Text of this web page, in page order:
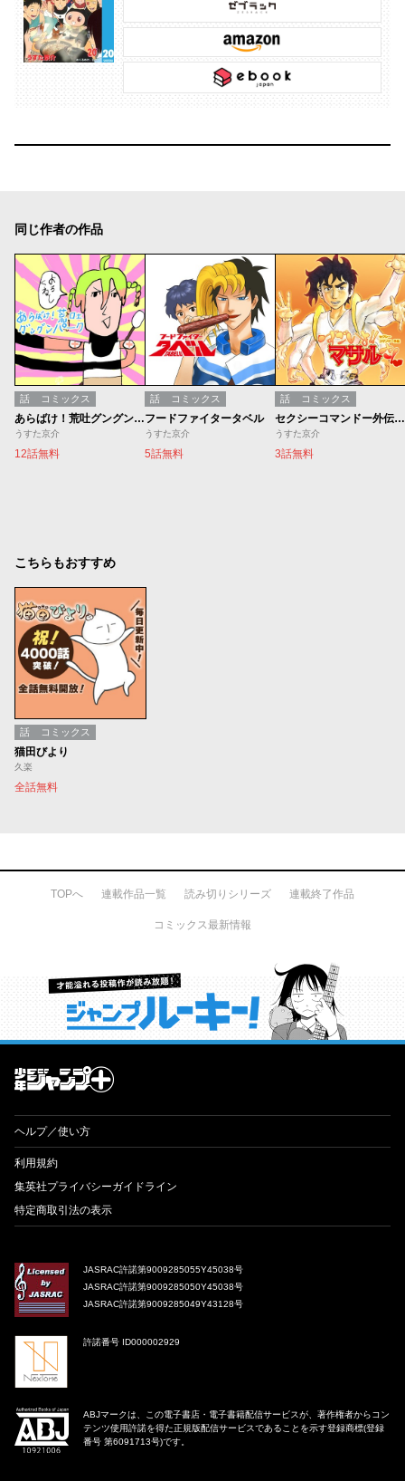
同じ作者の作品
話 コミックス
あらばけ！荒吐グングンパーク
うすた京介
12話無料
話 コミックス
フードファイタータベル
うすた京介
5話無料
話 コミックス
セクシーコマンドー外伝 すごいよ!!マサルさん
うすた京介
3話無料
こちらもおすすめ
話 コミックス
猫田びより
久楽
全話無料
TOPへ 連載作品一覧 読み切りシリーズ 連載終了作品
コミックス最新情報
才能溢れる投稿作が読み放題！ ジャンプルーキー！
ヘルプ／使い方
利用規約
集英社プライバシーガイドライン
特定商取引法の表示
JASRAC許諾第9009285055Y45038号
JASRAC許諾第9009285050Y45038号
JASRAC許諾第9009285049Y43128号
許諾番号 ID000002929
ABJマークは、この電子書店・電子書籍配信サービスが、著作権者からコン
テンツ使用許諾を得た正規版配信サービスであることを示す登録商標(登録
番号 第6091713号)です。